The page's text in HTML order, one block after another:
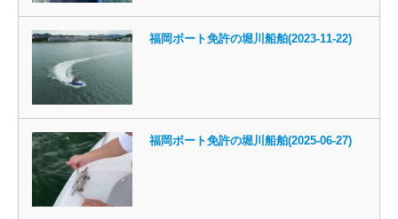
福岡ボート免許の堀川船舶(2023-11-22)
福岡ボート免許の堀川船舶(2025-06-27)